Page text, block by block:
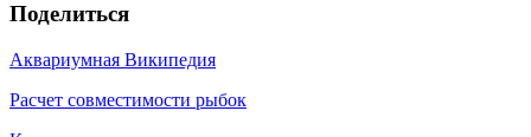
Поделиться
Аквариумная Википедия
Расчет совместимости рыбок